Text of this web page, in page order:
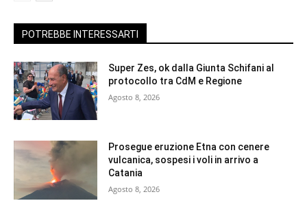
POTREBBE INTERESSARTI
Super Zes, ok dalla Giunta Schifani al
protocollo tra CdM e Regione
Agosto 8, 2026
Prosegue eruzione Etna con cenere
vulcanica, sospesi i voli in arrivo a
Catania
Agosto 8, 2026